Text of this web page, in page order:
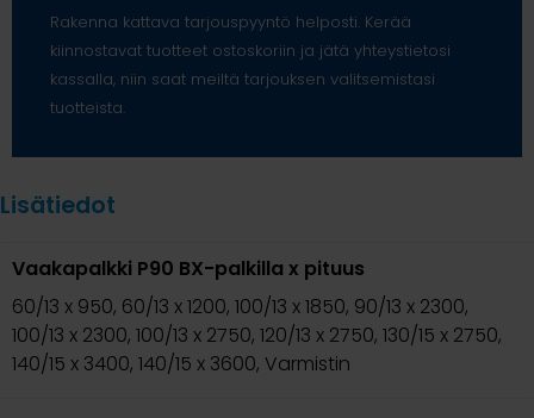
Rakenna kattava tarjouspyyntö helposti. Kerää
kiinnostavat tuotteet ostoskoriin ja jätä yhteystietosi
kassalla, niin saat meiltä tarjouksen valitsemistasi
tuotteista.
Lisätiedot
Vaakapalkki P90 BX-palkilla x pituus
60/13 x 950, 60/13 x 1200, 100/13 x 1850, 90/13 x 2300,
100/13 x 2300, 100/13 x 2750, 120/13 x 2750, 130/15 x 2750,
140/15 x 3400, 140/15 x 3600, Varmistin